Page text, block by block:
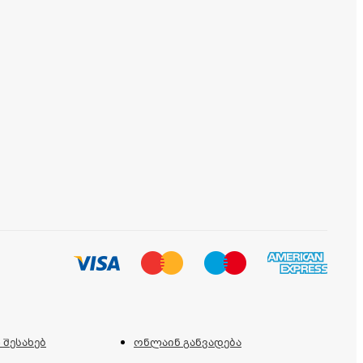
ონლაინ განვადება